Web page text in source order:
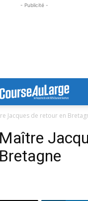
- Publicité -
Jacques de retour en